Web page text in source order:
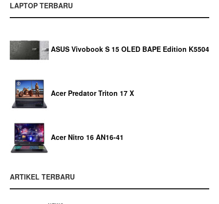
LAPTOP TERBARU
ASUS Vivobook S 15 OLED BAPE Edition K5504
Acer Predator Triton 17 X
Acer Nitro 16 AN16-41
ARTIKEL TERBARU